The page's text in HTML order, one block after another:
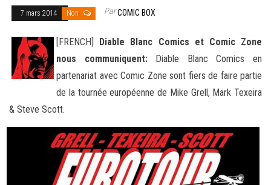
7 mars 2014 Non ParCOMIC BOX
[FRENCH] Diable Blanc Comics et Comic Zone
nous communiquent:Diable Blanc Comics en
partenariat avec Comic Zone sont fiers de faire partie
de la tournée européenne de Mike Grell, Mark Texeira
& Steve Scott.